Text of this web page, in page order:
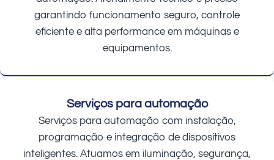
garantindo funcionamento seguro, controle
eficiente e alta performance em máquinas e
equipamentos.
Serviços para automação
Serviços para automação com instalação,
programação e integração de dispositivos
inteligentes. Atuamos em iluminação, segurança,